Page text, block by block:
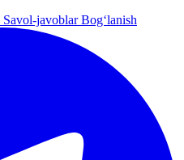
Savol-javoblarBog‘lanish